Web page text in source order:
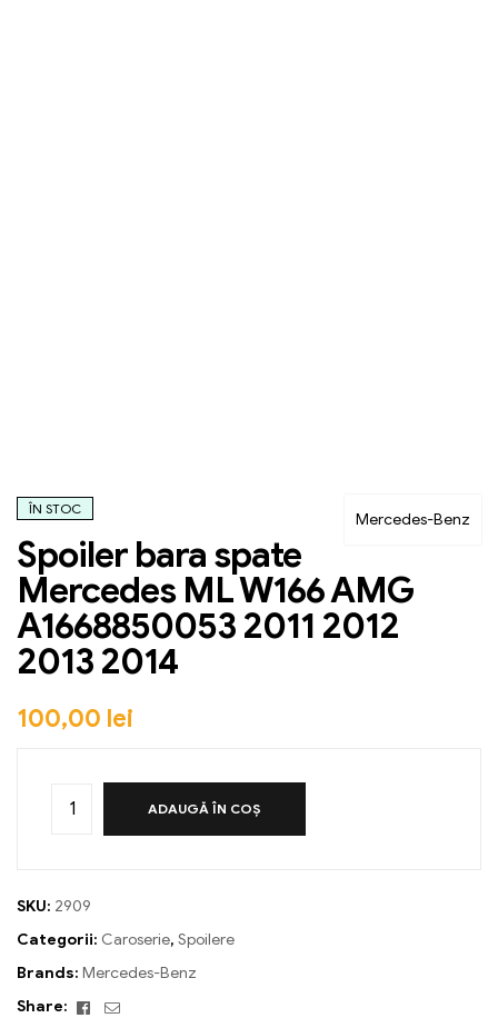
Mercedes-Benz
ÎN STOC
Spoiler bara spate
Mercedes ML W166 AMG
A1668850053 2011 2012
2013 2014
100,00 lei
ADAUGĂ ÎN COȘ
SKU: 2909
Categorii: Caroserie, Spoilere
Brands: Mercedes-Benz
Share:
Facebook
Email